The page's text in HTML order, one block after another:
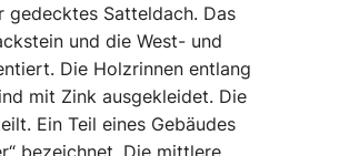
gedecktes Satteldach. Das
und die West- und
Die Holzrinnen entlang
mit Zink ausgekleidet. Die
Ein Teil eines Gebäudes
bezeichnet. Die mittlere